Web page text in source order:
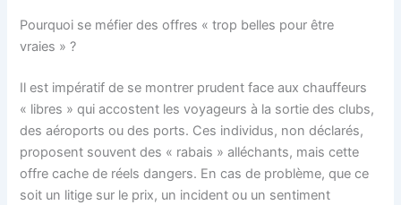
Pourquoi se méfier des offres « trop belles pour être
vraies » ?
Il est impératif de se montrer prudent face aux chauffeurs
« libres » qui accostent les voyageurs à la sortie des clubs,
des aéroports ou des ports. Ces individus, non déclarés,
proposent souvent des « rabais » alléchants, mais cette
offre cache de réels dangers. En cas de problème, que ce
soit un litige sur le prix, un incident ou un sentiment